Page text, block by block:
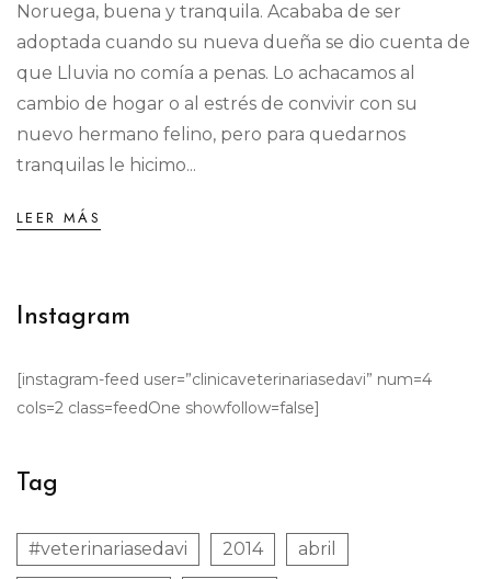
Noruega, buena y tranquila. Acababa de ser
adoptada cuando su nueva dueña se dio cuenta de
que Lluvia no comía a penas. Lo achacamos al
cambio de hogar o al estrés de convivir con su
nuevo hermano felino, pero para quedarnos
tranquilas le hicimo...
LEER MÁS
Instagram
[instagram-feed user=”clinicaveterinariasedavi” num=4
cols=2 class=feedOne showfollow=false]
Tag
#veterinariasedavi 2014 abril